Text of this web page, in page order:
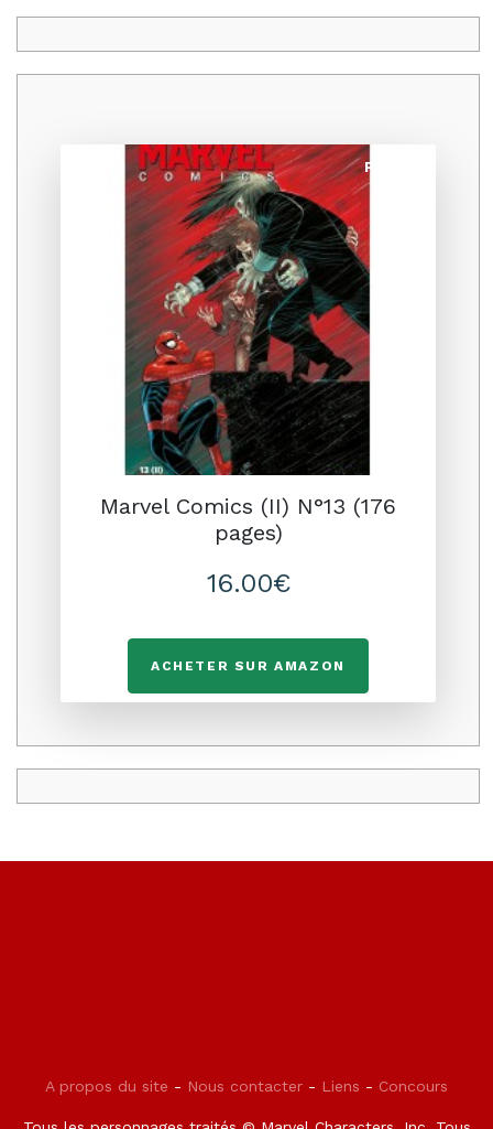
Promo
Marvel Comics (II) N°13 (176
pages)
16.00€
ACHETER SUR AMAZON
A propos du site - Nous contacter - Liens - Concours